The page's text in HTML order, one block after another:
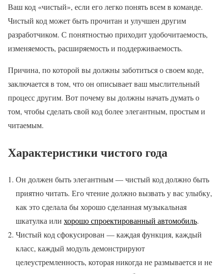
Ваш код «чистый», если его легко понять всем в команде.
Чистый код может быть прочитан и улучшен другим
разработчиком. С понятностью приходит удобочитаемость,
изменяемость, расширяемость и поддерживаемость.
Причина, по которой вы должны заботиться о своем коде,
заключается в том, что он описывает ваш мыслительный
процесс другим. Вот почему вы должны начать думать о
том, чтобы сделать свой код более элегантным, простым и
читаемым.
Характеристики чистого года
Он должен быть элегантным — чистый код должно быть
приятно читать. Его чтение должно вызвать у вас улыбку,
как это сделала бы хорошо сделанная музыкальная
шкатулка или хорошо спроектированный автомобиль.
Чистый код сфокусирован — каждая функция, каждый
класс, каждый модуль демонстрируют
целеустремленность, которая никогда не размывается и не